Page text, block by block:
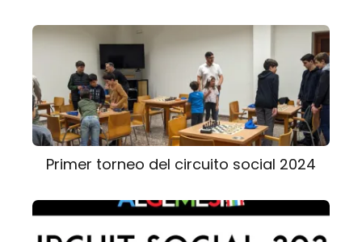
Primer torneo del circuito social 2024